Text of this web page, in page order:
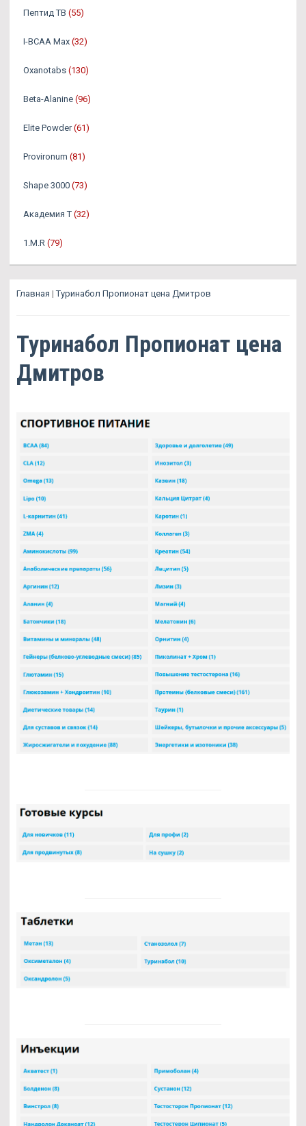
Пептид TB (55)
I-BCAA Max (32)
Oxanotabs (130)
Beta-Alanine (96)
Elite Powder (61)
Provironum (81)
Shape 3000 (73)
Академия Т (32)
1.M.R (79)
Главная |Туринабол Пропионат цена Дмитров
Туринабол Пропионат цена
Дмитров